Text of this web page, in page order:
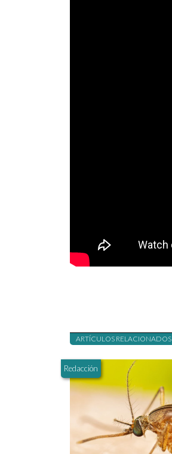
ARTÍCULOS RELACIONADOS
Redacción